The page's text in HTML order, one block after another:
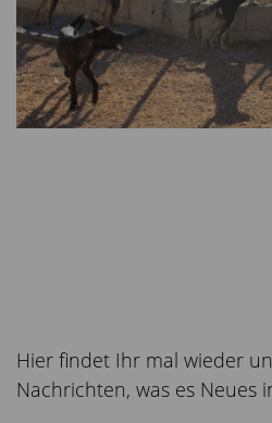
Hier findet Ihr mal wieder
Nachrichten, was es Neues